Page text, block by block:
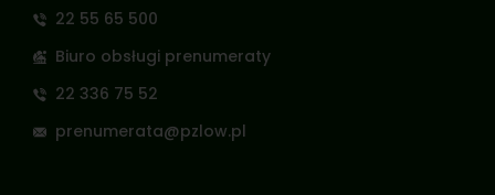
22 55 65 500
Biuro obsługi prenumeraty
22 336 75 52
prenumerata@pzlow.pl